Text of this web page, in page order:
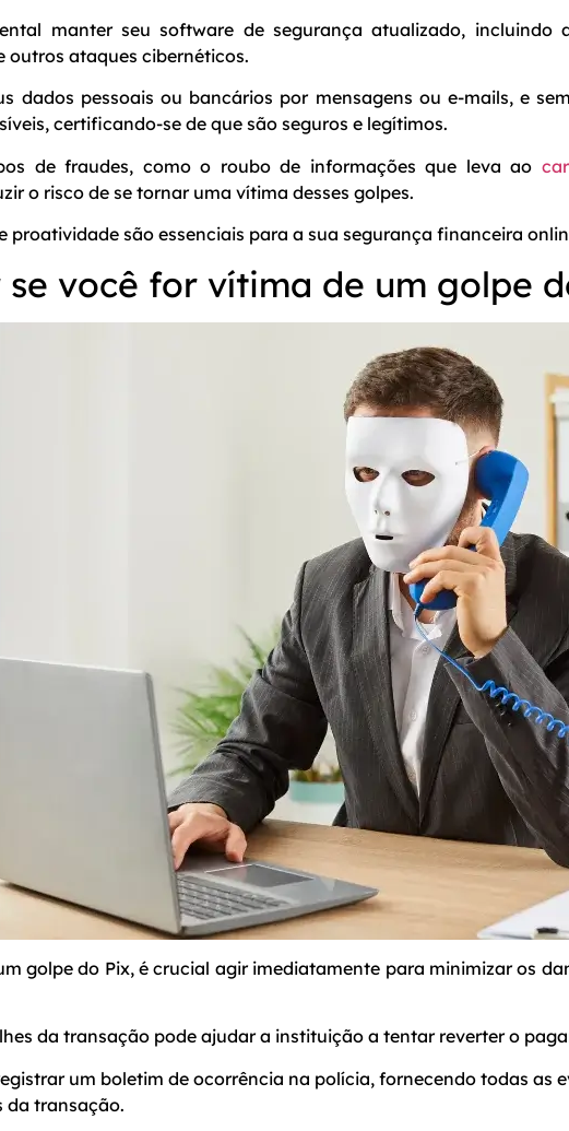
manter seu software de segurança atualizado, incluindo
outros ataques cibernéticos.
dados pessoais ou bancários por mensagens ou e-mails, e
certificando-se de que são seguros e legítimos.
de fraudes, como o roubo de informações que leva ao
o risco de se tornar uma vítima desses golpes.
proatividade são essenciais para a sua segurança financeira
se você for vítima de um golpe
golpe do Pix, é crucial agir imediatamente para minimizar os
da transação pode ajudar a instituição a tentar reverter o
um boletim de ocorrência na polícia, fornecendo todas as
da transação.